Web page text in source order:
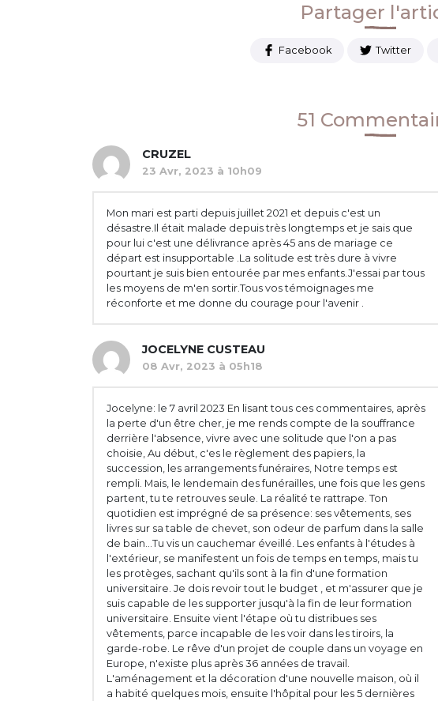
Partager
Facebook Twitter
51
CRUZEL
23 Avr, 2023 à 10h09
Mon mari est parti depuis juillet 2021 et depuis c'est un
désastre.Il était malade depuis très longtemps et je sais que
pour lui c'est une délivrance après 45 ans de mariage ce
départ est insupportable .La solitude est très dure à vivre
pourtant je suis bien entourée par mes enfants.J'essai par tous
les moyens de m'en sortir.Tous vos témoignages me
réconforte et me donne du courage pour l'avenir .
JOCELYNE CUSTEAU
08 Avr, 2023 à 05h18
Jocelyne: le 7 avril 2023 En lisant tous ces commentaires, après
la perte d'un être cher, je me rends compte de la souffrance
derrière l'absence, vivre avec une solitude que l'on a pas
choisie, Au début, c'es le règlement des papiers, la
succession, les arrangements funéraires, Notre temps est
rempli. Mais, le lendemain des funérailles, une fois que les gens
partent, tu te retrouves seule. La réalité te rattrape. Ton
quotidien est imprégné de sa présence: ses vêtements, ses
livres sur sa table de chevet, son odeur de parfum dans la salle
de bain...Tu vis un cauchemar éveillé. Les enfants à l'études à
l'extérieur, se manifestent un fois de temps en temps, mais tu
les protèges, sachant qu'ils sont à la fin d'une formation
universitaire. Je dois revoir tout le budget , et m'assurer que je
suis capable de les supporter jusqu'à la fin de leur formation
universitaire. Ensuite vient l'étape où tu distribues ses
vêtements, parce incapable de les voir dans les tiroirs, la
garde-robe. Le rêve d'un projet de couple dans un voyage en
Europe, n'existe plus après 36 années de travail.
L'aménagement et la décoration d'une nouvelle maison, où il
a habité quelques mois, ensuite l'hôpital pour les 5 dernières